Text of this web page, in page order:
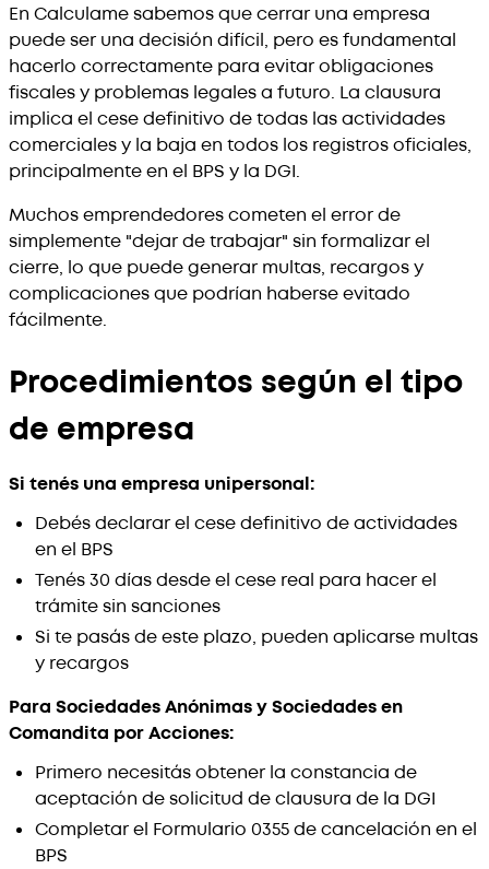
En Calculame sabemos que cerrar una empresa
puede ser una decisión difícil, pero es fundamental
hacerlo correctamente para evitar obligaciones
fiscales y problemas legales a futuro. La clausura
implica el cese definitivo de todas las actividades
comerciales y la baja en todos los registros oficiales,
principalmente en el BPS y la DGI.
Muchos emprendedores cometen el error de
simplemente "dejar de trabajar" sin formalizar el
cierre, lo que puede generar multas, recargos y
complicaciones que podrían haberse evitado
fácilmente.
Procedimientos según el tipo
de empresa
Si tenés una empresa unipersonal:
Debés declarar el cese definitivo de actividades
en el BPS
Tenés 30 días desde el cese real para hacer el
trámite sin sanciones
Si te pasás de este plazo, pueden aplicarse multas
y recargos
Para Sociedades Anónimas y Sociedades en
Comandita por Acciones:
Primero necesitás obtener la constancia de
aceptación de solicitud de clausura de la DGI
Completar el Formulario 0355 de cancelación en el
BPS